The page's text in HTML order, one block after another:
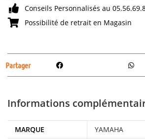
Conseils Personnalisés au
Possibilité de retrait en Magasin
Partager
Informations
MARQUE YAMAHA